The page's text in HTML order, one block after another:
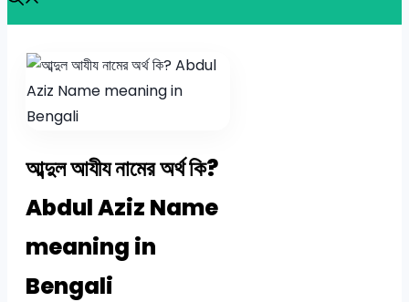
আব্দুল আযীয নামের অর্থ কি?
Abdul Aziz Name
meaning in
Bengali